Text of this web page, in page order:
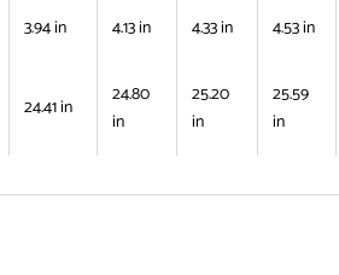
3.94 in 4.13 in 4.33 in 4.53 in
24.41 in
24.80
in
25.20
in
25.59
in